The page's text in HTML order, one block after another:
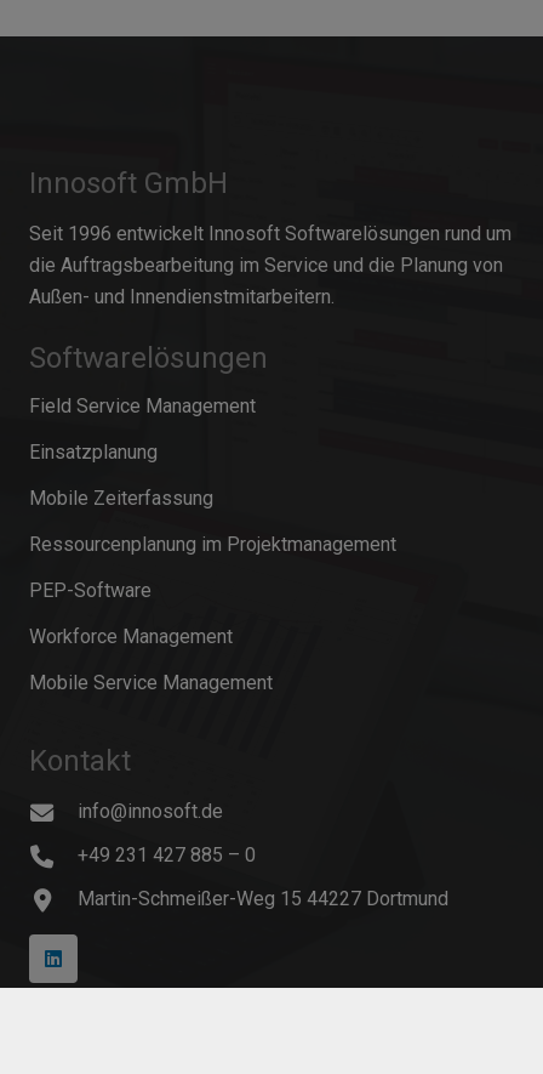
Innosoft GmbH
Seit 1996 entwickelt Innosoft Softwarelösungen rund um
die Auftragsbearbeitung im Service und die Planung von
Außen- und Innendienstmitarbeitern.
Softwarelösungen
Field Service Management
Einsatzplanung
Mobile Zeiterfassung
Ressourcenplanung im Projektmanagement
PEP-Software
Workforce Management
Mobile Service Management
Kontakt
info@innosoft.de
+49 231 427 885 – 0
Martin-Schmeißer-Weg 15 44227 Dortmund